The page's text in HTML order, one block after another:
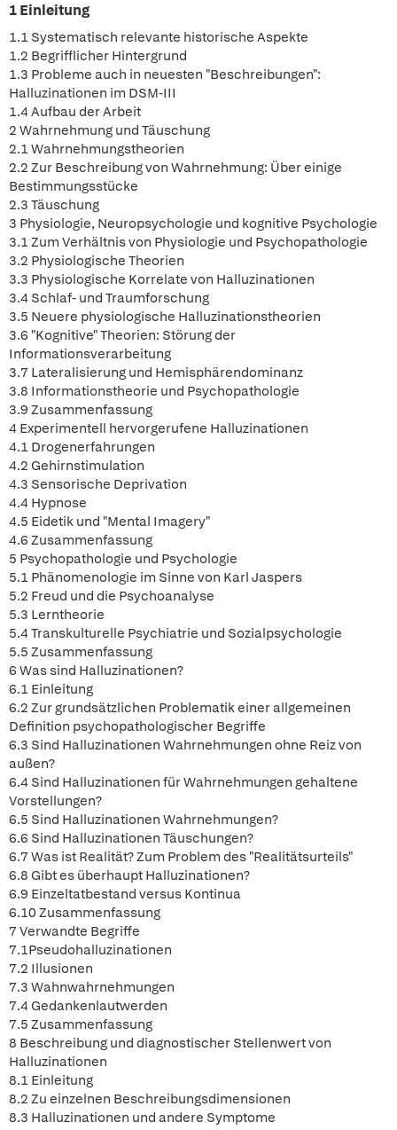
1 Einleitung
1.1 Systematisch relevante historische Aspekte
1.2 Begrifflicher Hintergrund
1.3 Probleme auch in neuesten "Beschreibungen":
Halluzinationen im DSM-III
1.4 Aufbau der Arbeit
2 Wahrnehmung und Täuschung
2.1 Wahrnehmungstheorien
2.2 Zur Beschreibung von Wahrnehmung: Über einige
Bestimmungsstücke
2.3 Täuschung
3 Physiologie, Neuropsychologie und kognitive Psychologie
3.1 Zum Verhältnis von Physiologie und Psychopathologie
3.2 Physiologische Theorien
3.3 Physiologische Korrelate von Halluzinationen
3.4 Schlaf- und Traumforschung
3.5 Neuere physiologische Halluzinationstheorien
3.6 "Kognitive" Theorien: Störung der
Informationsverarbeitung
3.7 Lateralisierung und Hemisphärendominanz
3.8 Informationstheorie und Psychopathologie
3.9 Zusammenfassung
4 Experimentell hervorgerufene Halluzinationen
4.1 Drogenerfahrungen
4.2 Gehirnstimulation
4.3 Sensorische Deprivation
4.4 Hypnose
4.5 Eidetik und "Mental Imagery"
4.6 Zusammenfassung
5 Psychopathologie und Psychologie
5.1 Phänomenologie im Sinne von Karl Jaspers
5.2 Freud und die Psychoanalyse
5.3 Lerntheorie
5.4 Transkulturelle Psychiatrie und Sozialpsychologie
5.5 Zusammenfassung
6 Was sind Halluzinationen?
6.1 Einleitung
6.2 Zur grundsätzlichen Problematik einer allgemeinen
Definition psychopathologischer Begriffe
6.3 Sind Halluzinationen Wahrnehmungen ohne Reiz von
außen?
6.4 Sind Halluzinationen für Wahrnehmungen gehaltene
Vorstellungen?
6.5 Sind Halluzinationen Wahrnehmungen?
6.6 Sind Halluzinationen Täuschungen?
6.7 Was ist Realität? Zum Problem des "Realitätsurteils"
6.8 Gibt es überhaupt Halluzinationen?
6.9 Einzeltatbestand versus Kontinua
6.10 Zusammenfassung
7 Verwandte Begriffe
7.1Pseudohalluzinationen
7.2 Illusionen
7.3 Wahnwahrnehmungen
7.4 Gedankenlautwerden
7.5 Zusammenfassung
8 Beschreibung und diagnostischer Stellenwert von
Halluzinationen
8.1 Einleitung
8.2 Zu einzelnen Beschreibungsdimensionen
8.3 Halluzinationen und andere Symptome